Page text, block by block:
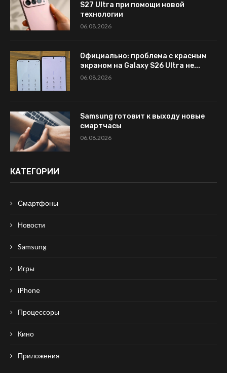
S27 Ultra при помощи новой
технологии
06.08.2026
Официально: проблема с красным
экраном на Galaxy S26 Ultra не...
06.08.2026
Samsung готовит к выходу новые
смартчасы
06.08.2026
КАТЕГОРИИ
Смартфоны
Новости
Samsung
Игры
iPhone
Процессоры
Кино
Приложения